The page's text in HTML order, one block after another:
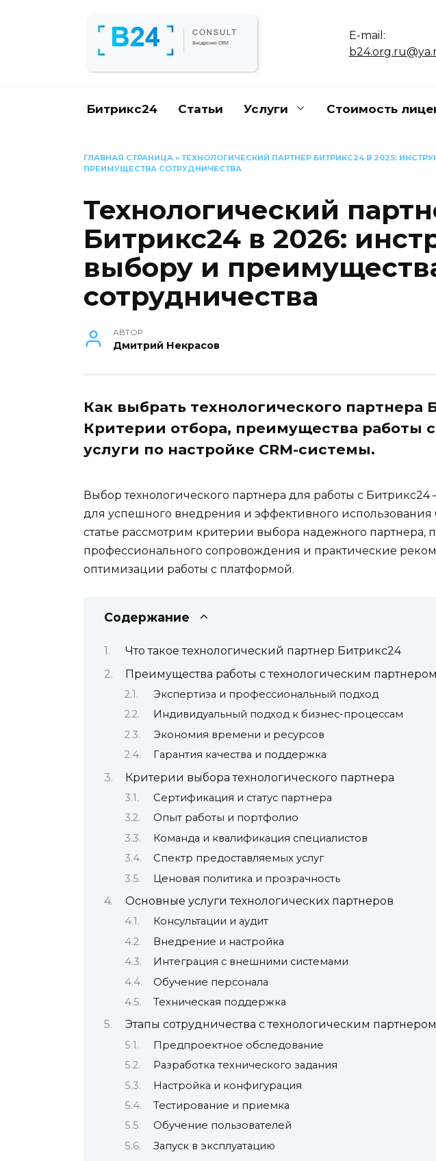
E-mail:
Битрикс24 Статьи Услуги Стоимость
ГЛАВНАЯ СТРАНИЦА » ТЕХНОЛОГИЧЕСКИЙ ПАРТНЕР БИТРИКС24 В 2025:
ПРЕИМУЩЕСТВА СОТРУДНИЧЕСТВА
Технологический
Битрикс24 в 2026:
выбору и
сотрудничества
АВТОР
Дмитрий Некрасов
Как выбрать технологического партнера
Критерии отбора, преимущества работы
услуги по настройке CRM-системы.
Выбор технологического партнера для работы с
для успешного внедрения и эффективного использования
статье рассмотрим критерии выбора надежного партнера,
профессионального сопровождения и практические
оптимизации работы с платформой.
Содержание
Что такое технологический партнер Битрикс24
Преимущества работы с технологическим партнером
Экспертиза и профессиональный подход
Индивидуальный подход к бизнес-процессам
Экономия времени и ресурсов
Гарантия качества и поддержка
Критерии выбора технологического партнера
Сертификация и статус партнера
Опыт работы и портфолио
Команда и квалификация специалистов
Спектр предоставляемых услуг
Ценовая политика и прозрачность
Основные услуги технологических партнеров
Консультации и аудит
Внедрение и настройка
Интеграция с внешними системами
Обучение персонала
Техническая поддержка
Этапы сотрудничества с технологическим партнером
Предпроектное обследование
Разработка технического задания
Настройка и конфигурация
Тестирование и приемка
Обучение пользователей
Запуск в эксплуатацию